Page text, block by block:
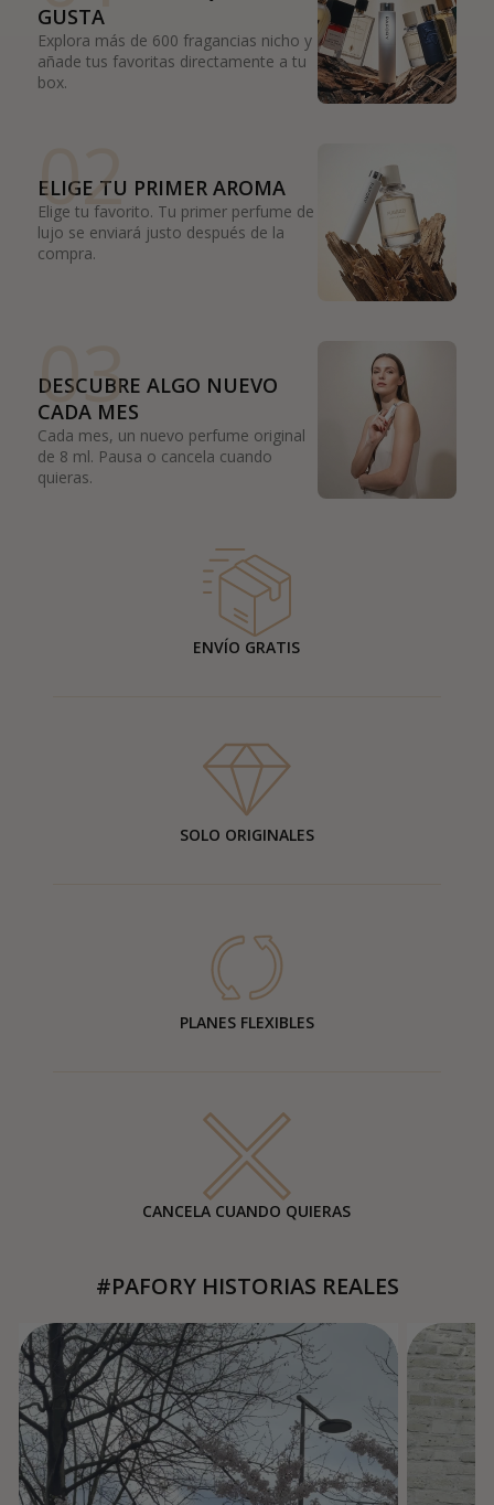
GUSTA
Explora más de 600 fragancias nicho y
añade tus favoritas directamente a tu
box.
02
ELIGE TU PRIMER AROMA
Elige tu favorito. Tu primer perfume de
lujo se enviará justo después de la
compra.
03
DESCUBRE ALGO NUEVO
CADA MES
Cada mes, un nuevo perfume original
de 8 ml. Pausa o cancela cuando
quieras.
ENVÍO GRATIS
SOLO ORIGINALES
PLANES FLEXIBLES
CANCELA CUANDO QUIERAS
#PAFORY HISTORIAS REALES